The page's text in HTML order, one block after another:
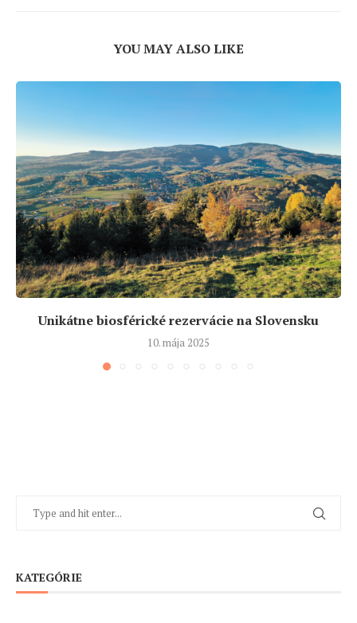
YOU MAY ALSO LIKE
Unikátne biosférické rezervácie na Slovensku
10. mája 2025
KATEGÓRIE